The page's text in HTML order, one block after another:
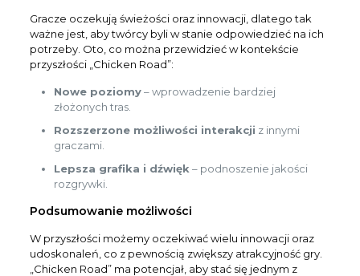
Gracze oczekują świeżości oraz innowacji, dlatego tak
ważne jest, aby twórcy byli w stanie odpowiedzieć na ich
potrzeby. Oto, co można przewidzieć w kontekście
przyszłości „Chicken Road”:
Nowe poziomy– wprowadzenie bardziej
złożonych tras.
Rozszerzone możliwości interakcji z innymi
graczami.
Lepsza grafika i dźwięk – podnoszenie jakości
rozgrywki.
Podsumowanie możliwości
W przyszłości możemy oczekiwać wielu innowacji oraz
udoskonaleń, co z pewnością zwiększy atrakcyjność gry.
„Chicken Road” ma potencjał, aby stać się jednym z